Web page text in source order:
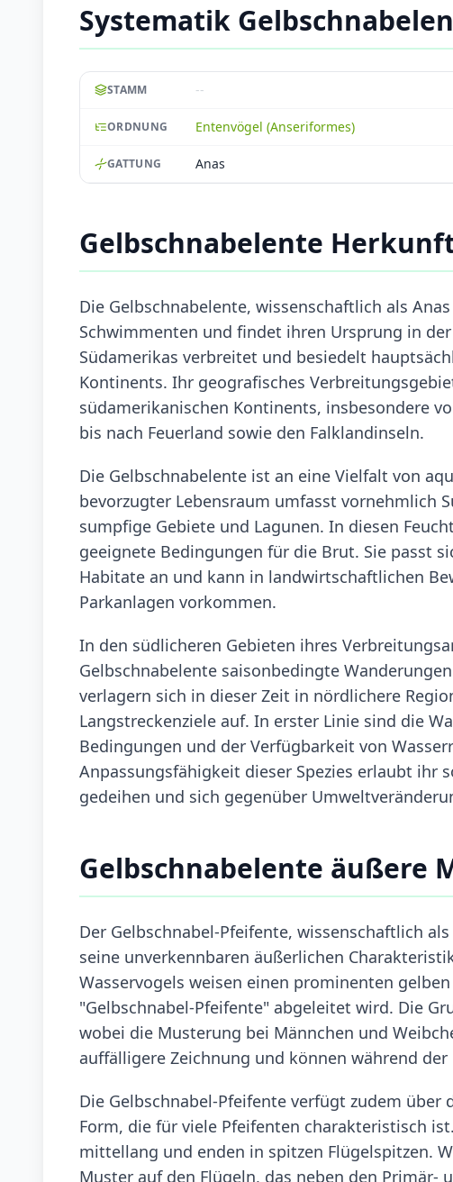
Systematik
STAMM --
ORDNUNG Entenvögel (Anseriformes)
GATTUNG Anas
Gelbschnabelente
Die Gelbschnabelente, wissenschaftlich als
Schwimmenten und findet ihren Ursprung in
Südamerikas verbreitet und besiedelt
Kontinents. Ihr geografisches
südamerikanischen Kontinents, insbesondere
bis nach Feuerland sowie den Falklandinseln.
Die Gelbschnabelente ist an eine Vielfalt von
bevorzugter Lebensraum umfasst vornehmlich
sumpfige Gebiete und Lagunen. In diesen
geeignete Bedingungen für die Brut. Sie passt
Habitate an und kann in landwirtschaftlichen
Parkanlagen vorkommen.
In den südlicheren Gebieten ihres
Gelbschnabelente saisonbedingte
verlagern sich in dieser Zeit in nördlichere
Langstreckenziele auf. In erster Linie sind die
Bedingungen und der Verfügbarkeit von
Anpassungsfähigkeit dieser Spezies erlaubt ihr
gedeihen und sich gegenüber
Gelbschnabelente äußere
Der Gelbschnabel-Pfeifente, wissenschaftlich
seine unverkennbaren äußerlichen
Wasservogels weisen einen prominenten
"Gelbschnabel-Pfeifente" abgeleitet wird. Die
wobei die Musterung bei Männchen und
auffälligere Zeichnung und können während
Die Gelbschnabel-Pfeifente verfügt zudem
Form, die für viele Pfeifenten charakteristisch
mittellang und enden in spitzen Flügelspitzen.
Muster auf den Flügeln, das neben den Primär-